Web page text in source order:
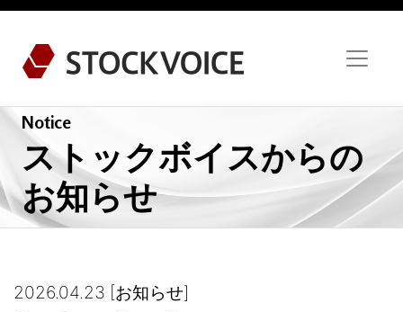
Notice
ストックボイスからの
お知らせ
2026.04.23 [お知らせ]